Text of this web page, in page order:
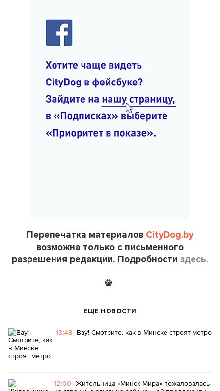
Перепечатка материалов CityDog.by
возможна только с письменного
разрешения редакции. Подробности здесь.
ЕЩЕ НОВОСТИ
13:48 Вау! Смотрите, как в Минске строят метро
12:00 Жительница «Минск-Мира» пожаловалась